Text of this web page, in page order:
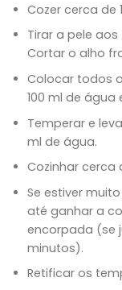
Cozer cerca de
Tirar a pele
Cortar o alho
Colocar todos
100 ml de água
Temperar e
ml de água.
Cozinhar cerca
Se estiver
até ganhar a
encorpada (se
minutos).
Retificar os